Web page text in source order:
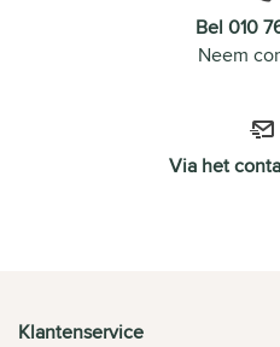
Bel 010
Neem
Via het
Klantenservice